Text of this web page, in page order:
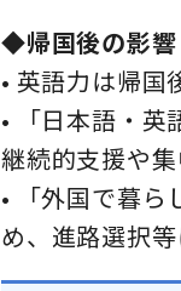
◆帰国後の影響
• 英語力は帰国
• 「日本語・英
継続的支援や集
• 「外国で暮
め、進路選択